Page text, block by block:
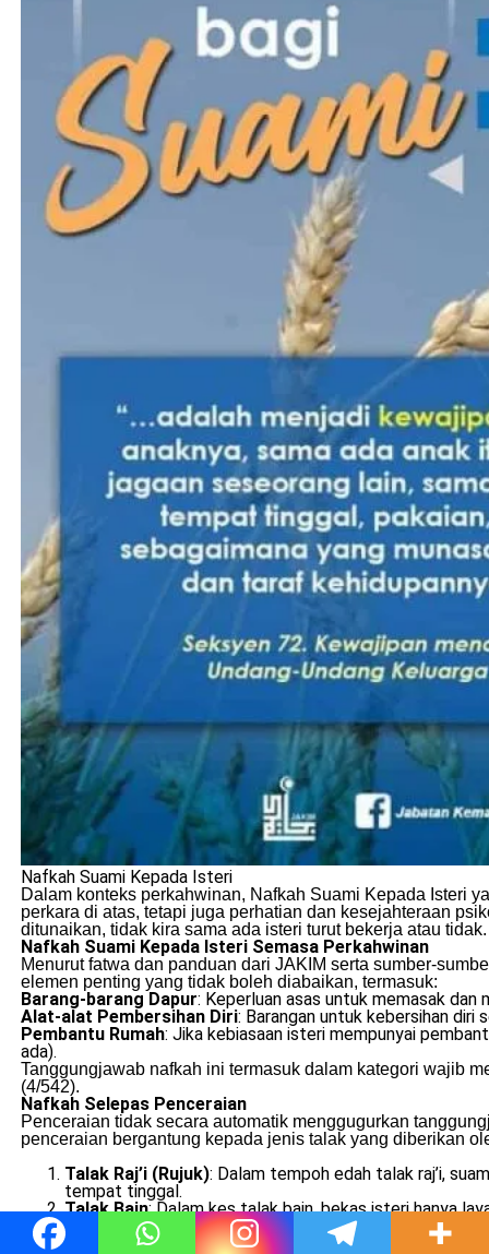
Nafkah Suami Kepada Isteri
Dalam konteks perkahwinan, Nafkah Suami Kepada Isteri
perkara di atas, tetapi juga perhatian dan kesejahteraan
ditunaikan, tidak kira sama ada isteri turut bekerja atau tidak.
Nafkah Suami Kepada Isteri Semasa Perkahwinan
Menurut fatwa dan panduan dari JAKIM serta sumber-
elemen penting yang tidak boleh diabaikan, termasuk:
Barang-barang Dapur: Keperluan asas untuk memasak dan
Alat-alat Pembersihan Diri: Barangan untuk kebersihan diri
Pembantu Rumah: Jika kebiasaan isteri mempunyai
ada).
Tanggungjawab nafkah ini termasuk dalam kategori wajib
(4/542).
Nafkah Selepas Penceraian
Penceraian tidak secara automatik menggugurkan
penceraian bergantung kepada jenis talak yang diberikan
Talak Raj’i (Rujuk): Dalam tempoh edah talak raj’i,
tempat tinggal.
Talak Bain: Dalam kes talak bain, bekas isteri hanya
ketika diceraikan, dia berhak mendapat nafkah penuh
Talak Sebelum Persetubuhan
: Sekiranya talak